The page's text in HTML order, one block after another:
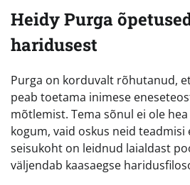
Heidy Purga
haridusest
Purga on korduvalt rõhutanud,
peab toetama inimese
mõtlemist. Tema sõnul ei ole
kogum, vaid oskus neid teadmisi
seisukoht on leidnud laialdast
väljendab kaasaegse